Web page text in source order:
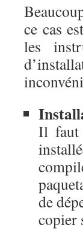
ce cas
les
Il faut
de
copier